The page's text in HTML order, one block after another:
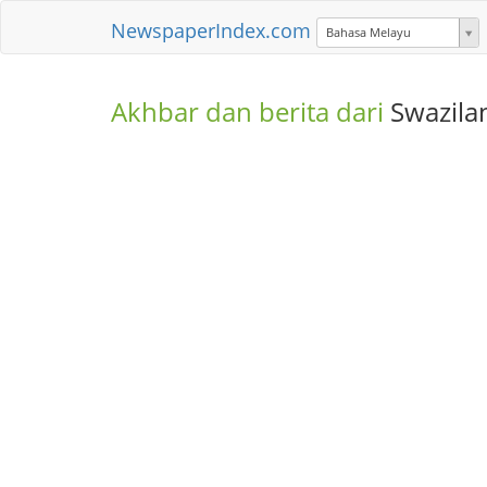
NewspaperIndex.com Bahasa Melayu
Akhbar dan berita dari